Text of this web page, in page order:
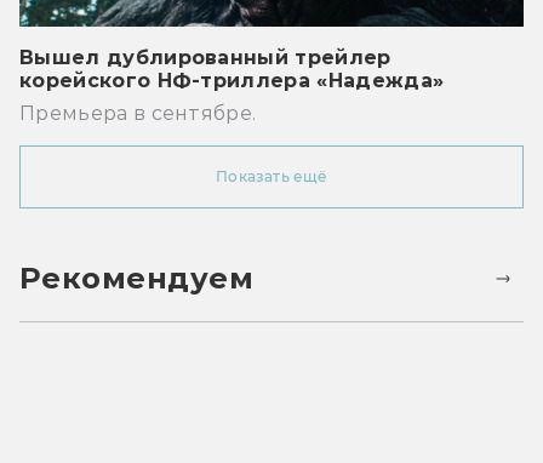
Вышел дублированный трейлер
корейского НФ-триллера «Надежда»
Премьера в сентябре.
Показать ещё
Рекомендуем